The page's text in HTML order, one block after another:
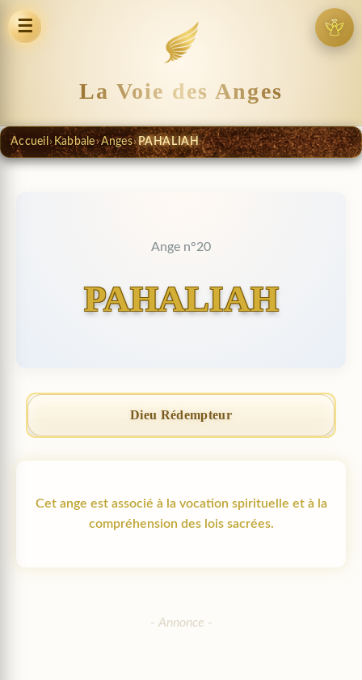
☰
La Voie des Anges
Accueil › Kabbale›Anges›PAHALIAH
Ange n°20
PAHALIAH
Dieu Rédempteur
Cet ange est associé à la vocation spirituelle et à la
compréhension des lois sacrées.